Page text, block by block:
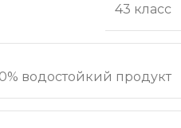
43 класс
водостойкий продукт